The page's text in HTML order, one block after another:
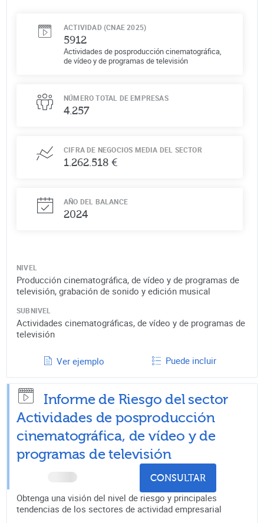
ACTIVIDAD (CNAE 2025)
5912
Actividades de posproducción cinematográfica,
de vídeo y de programas de televisión
NÚMERO TOTAL DE EMPRESAS
4.257
CIFRA DE NEGOCIOS MEDIA DEL SECTOR
1.262.518 €
AÑO DEL BALANCE
2024
NIVEL
Producción cinematográfica, de vídeo y de programas de
televisión, grabación de sonido y edición musical
SUBNIVEL
Actividades cinematográficas, de vídeo y de programas de
televisión
Ver ejemplo Puede incluir
Informe de Riesgo del sector
Actividades de posproducción
cinematográfica, de vídeo y de
programas de televisión
CONSULTAR
Obtenga una visión del nivel de riesgo y principales
tendencias de los sectores de actividad empresarial